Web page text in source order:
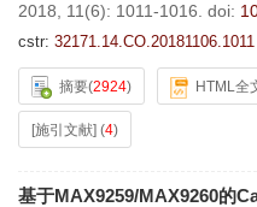
2018, 11(6): 1011-1016. doi:
cstr: 32171.14.CO.20181106.1011
摘要(2924) HTML全
[施引文献] (4)
基于MAX9259/MAX9260的